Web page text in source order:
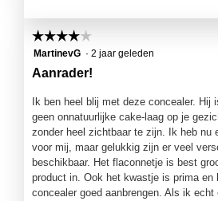
e
o
p
n
j
e
e
e
n
m
☆☆☆☆☆
☆☆☆☆☆
4
van
sterren.
MartinevG · 2 jaar geleden
Aanrader!
Ik ben heel blij met deze concealer. Hij
geen onnatuurlijke cake-laag op je
zonder heel zichtbaar te zijn. Ik heb nu
voor mij, maar gelukkig zijn er veel
beschikbaar. Het flaconnetje is best
product in. Ook het kwastje is prima en
concealer goed aanbrengen. Als ik echt